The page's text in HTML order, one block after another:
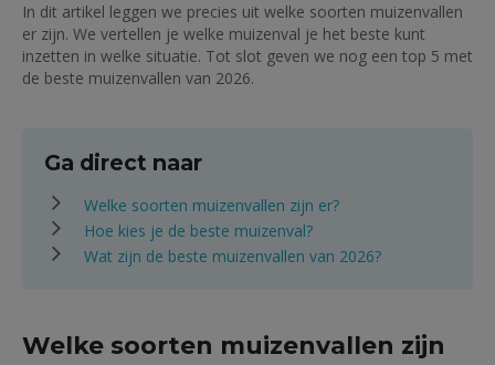
In dit artikel leggen we precies uit welke soorten muizenvallen
er zijn. We vertellen je welke muizenval je het beste kunt
inzetten in welke situatie. Tot slot geven we nog een top 5 met
de beste muizenvallen van 2026.
Ga direct naar
Welke soorten muizenvallen zijn er?
Hoe kies je de beste muizenval?
Wat zijn de beste muizenvallen van 2026?
Welke soorten muizenvallen zijn